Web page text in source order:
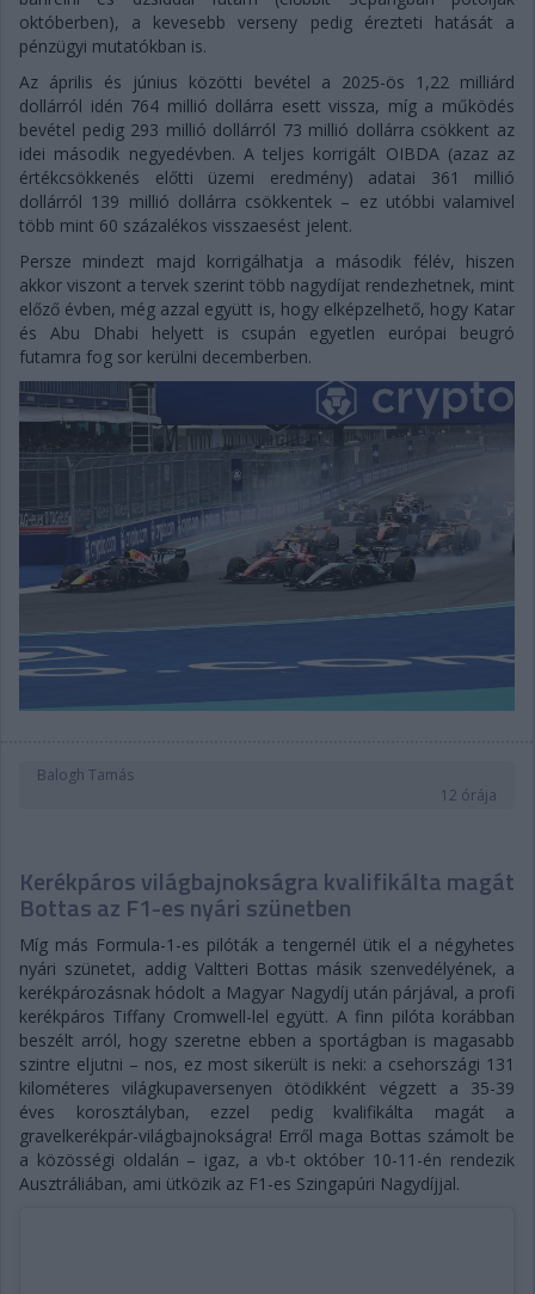
októberben), a kevesebb verseny pedig érezteti hatását a
pénzügyi mutatókban is.
Az április és június közötti bevétel a 2025-ös 1,22 milliárd
dollárról idén 764 millió dollárra esett vissza, míg a működés
bevétel pedig 293 millió dollárról 73 millió dollárra csökkent az
idei második negyedévben. A teljes korrigált OIBDA (azaz az
értékcsökkenés előtti üzemi eredmény) adatai 361 millió
dollárról 139 millió dollárra csökkentek – ez utóbbi valamivel
több mint 60 százalékos visszaesést jelent.
Persze mindezt majd korrigálhatja a második félév, hiszen
akkor viszont a tervek szerint több nagydíjat rendezhetnek, mint
előző évben, még azzal együtt is, hogy elképzelhető, hogy Katar
és Abu Dhabi helyett is csupán egyetlen európai beugró
futamra fog sor kerülni decemberben.
Balogh Tamás
12 órája
Kerékpáros világbajnokságra kvalifikálta magát
Bottas az F1-es nyári szünetben
Míg más Formula-1-es pilóták a tengernél ütik el a négyhetes
nyári szünetet, addig Valtteri Bottas másik szenvedélyének, a
kerékpározásnak hódolt a Magyar Nagydíj után párjával, a profi
kerékpáros Tiffany Cromwell-lel együtt. A finn pilóta korábban
beszélt arról, hogy szeretne ebben a sportágban is magasabb
szintre eljutni – nos, ez most sikerült is neki: a csehországi 131
kilométeres világkupaversenyen ötödikként végzett a 35-39
éves korosztályban, ezzel pedig kvalifikálta magát a
gravelkerékpár-világbajnokságra! Erről maga Bottas számolt be
a közösségi oldalán – igaz, a vb-t október 10-11-én rendezik
Ausztráliában, ami ütközik az F1-es Szingapúri Nagydíjjal.